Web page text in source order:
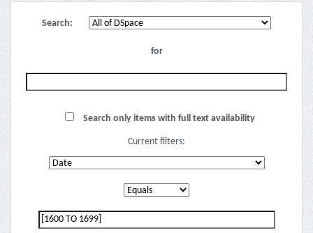
Search:
for
Search only items with full text availability
Current filters: